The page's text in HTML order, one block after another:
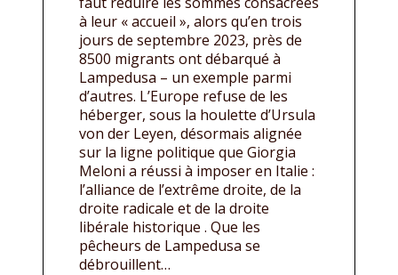
à leur « accueil », alors qu’en trois
jours de septembre 2023, près de
8500 migrants ont débarqué à
Lampedusa – un exemple parmi
d’autres. L’Europe refuse de les
héberger, sous la houlette d’Ursula
von der Leyen, désormais alignée
sur la ligne politique que Giorgia
Meloni a réussi à imposer en Italie :
l’alliance de l’extrême droite, de la
droite radicale et de la droite
libérale historique . Que les
pêcheurs de Lampedusa se
débrouillent…